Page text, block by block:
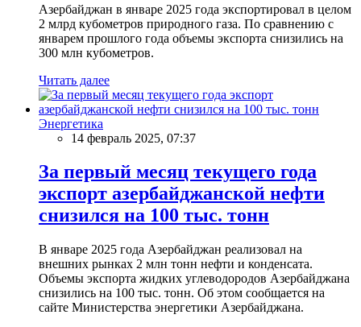
Азербайджан в январе 2025 года экспортировал в целом
2 млрд кубометров природного газа. По сравнению с
январем прошлого года объемы экспорта снизились на
300 млн кубометров.
Читать далее
Энергетика
14 февраль 2025, 07:37
За первый месяц текущего года
экспорт азербайджанской нефти
снизился на 100 тыс. тонн
В январе 2025 года Азербайджан реализовал на
внешних рынках 2 млн тонн нефти и конденсата.
Объемы экспорта жидких углеводородов Азербайджана
снизились на 100 тыс. тонн. Об этом сообщается на
сайте Министерства энергетики Азербайджана.